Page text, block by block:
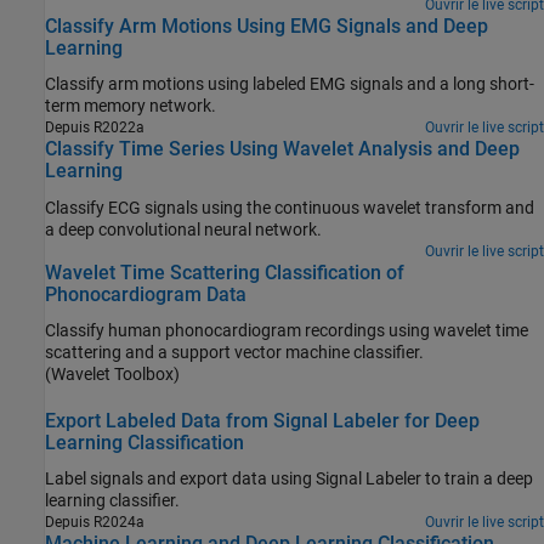
Ouvrir le live script
Classify Arm Motions Using EMG Signals and Deep
Learning
Classify arm motions using labeled EMG signals and a long short-
term memory network.
Depuis R2022a Ouvrir le live script
Classify Time Series Using Wavelet Analysis and Deep
Learning
Classify ECG signals using the continuous wavelet transform and
a deep convolutional neural network.
Ouvrir le live script
Wavelet Time Scattering Classification of
Phonocardiogram Data
Classify human phonocardiogram recordings using wavelet time
scattering and a support vector machine classifier.
(Wavelet Toolbox)
Export Labeled Data from Signal Labeler for Deep
Learning Classification
Label signals and export data using Signal Labeler to train a deep
learning classifier.
Depuis R2024a Ouvrir le live script